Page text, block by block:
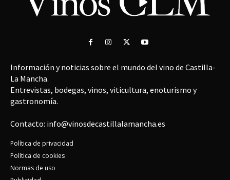
Información y noticias sobre el mundo del vino de Castilla-
La Mancha.
Entrevistas, bodegas, vinos, viticultura, enoturismo y
gastronomía.
Contacto: info@vinosdecastillalamancha.es
Política de privacidad
Política de cookies
Normas de uso